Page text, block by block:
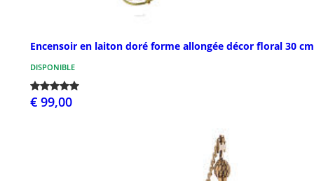
Encensoir en laiton doré forme allongée décor floral 30 cm
DISPONIBLE
€ 99,00